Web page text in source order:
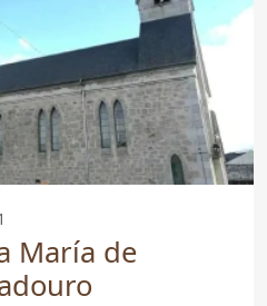
María de